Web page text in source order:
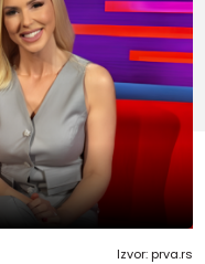
Izvor: prva.rs